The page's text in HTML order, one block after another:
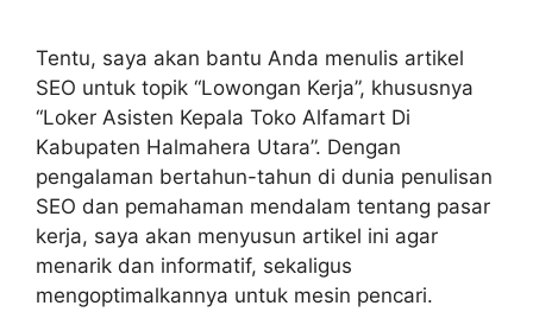
Tentu, saya akan bantu Anda menulis artikel
SEO untuk topik “Lowongan Kerja”, khususnya
“Loker Asisten Kepala Toko Alfamart Di
Kabupaten Halmahera Utara”. Dengan
pengalaman bertahun-tahun di dunia penulisan
SEO dan pemahaman mendalam tentang pasar
kerja, saya akan menyusun artikel ini agar
menarik dan informatif, sekaligus
mengoptimalkannya untuk mesin pencari.